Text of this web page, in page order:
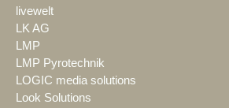
livewelt
LK AG
LMP
LMP Pyrotechnik
LOGIC media solutions
Look Solutions